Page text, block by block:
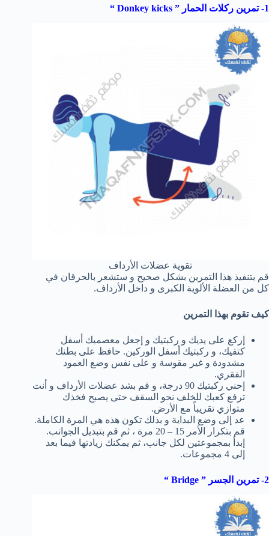
1- تمرين ركلات الحمار ” Donkey kicks
“
تقوية عضلات الأرداف
قم بتنفيذ هذا التمرين بشكل صحيح و ستشعر بالحرقان في
كل من العضلة الألوية الكبرى و داخل الأرداف.
كيف تقوم بهذا التمرين
إركع على يديك و ركبتيك و إجعل معصميك أسفل
كتفيك، و ركبتيك أسفل الوركين. حافظ على بطنك
مشدودة و غير مقوسة و على نفس وضع العمود
الفقري.
إحني ركبتيك 90 درجة، و قم بشد عضلات الأرداف و أنت
ترفع كعبك للخلف نحو السقف حتى يصبح فخذك
متوازي تقريباً مع الأرض.
عد إلى وضع البداية و بذلك تكون هذه هي المرة الكاملة.
قم بتكرار الأمر 15 – 20 مرة ، ثم قم بتبديل الجوانب.
إبدأ بمجموعتين لكل جانب، ثم يمكنك زيادتها فيما بعد
إلى 4 مجموعات.
2- تمرين الجسر ” Bridge
“